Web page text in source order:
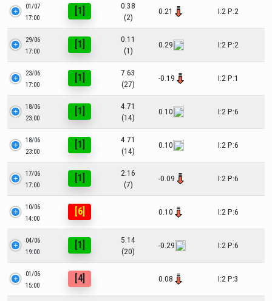
01/07
17:00
[1]
0.38
(2)
0.21 I:2 P:2
29/06
17:00
[1]
0.11
(1)
0.29 I:2 P:2
23/06
17:00
[1]
7.63
(27)
-0.19 I:2 P:1
18/06
23:00
[1]
4.71
(14)
0.10 I:2 P:6
18/06
23:00
[1]
4.71
(14)
0.10 I:2 P:6
17/06
17:00
[1]
2.16
(7)
-0.09 I:2 P:6
10/06
14:00
[6] 0.10 I:2 P:6
04/06
19:00
[1]
5.14
(20)
-0.29 I:2 P:6
01/06
15:00
[4] 0.08 I:2 P:3